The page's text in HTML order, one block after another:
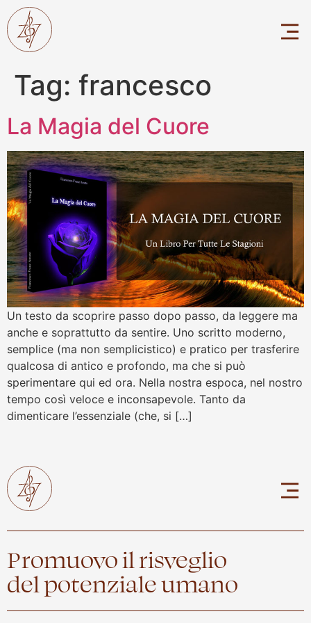
Tag: francesco
La Magia del Cuore
Un testo da scoprire passo dopo passo, da leggere ma
anche e soprattutto da sentire. Uno scritto moderno,
semplice (ma non semplicistico) e pratico per trasferire
qualcosa di antico e profondo, ma che si può
sperimentare qui ed ora. Nella nostra espoca, nel nostro
tempo così veloce e inconsapevole. Tanto da
dimenticare l’essenziale (che, si […]
Promuovo il risveglio
del potenziale umano